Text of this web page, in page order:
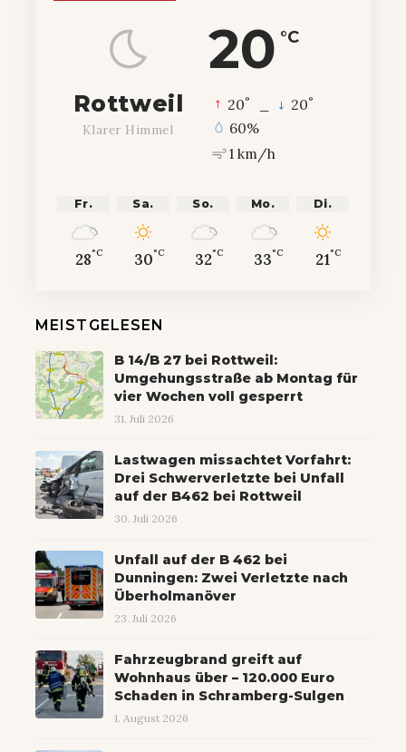
20 °C
Rottweil
Klarer Himmel
20° 20°
60%
1 km/h
Fr.
28°C
Sa.
30°C
So.
32°C
Mo.
33°C
Di.
21°C
MEISTGELESEN
B 14/B 27 bei Rottweil:
Umgehungsstraße ab Montag für
vier Wochen voll gesperrt
31. Juli 2026
Lastwagen missachtet Vorfahrt:
Drei Schwerverletzte bei Unfall
auf der B462 bei Rottweil
30. Juli 2026
Unfall auf der B 462 bei
Dunningen: Zwei Verletzte nach
Überholmanöver
23. Juli 2026
Fahrzeugbrand greift auf
Wohnhaus über – 120.000 Euro
Schaden in Schramberg-Sulgen
1. August 2026